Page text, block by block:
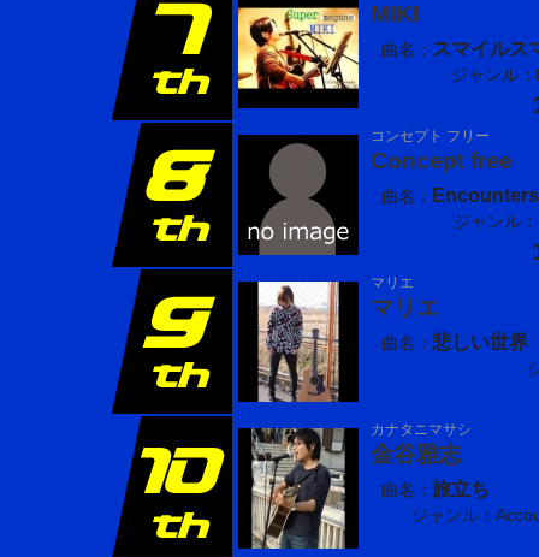
MIKI
曲名： スマイルス
ジャンル
コンセプト フリー
Concept free
曲名： Encounters
ジャンル
マリエ
マリエ
曲名： 悲しい世界
カナタニマサシ
金谷雅志
曲名： 旅立ち
ジャンル：